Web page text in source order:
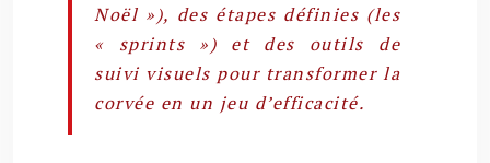
Noël »), des étapes définies (les
« sprints ») et des outils de
suivi visuels pour transformer la
corvée en un jeu d’efficacité.